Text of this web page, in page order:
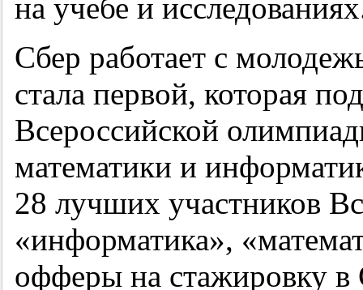
на учебе и
Сбер работает с
стала первой, которая
Всероссийской
математики и
28 лучших участников
«информатика»,
офферы на стажировку в